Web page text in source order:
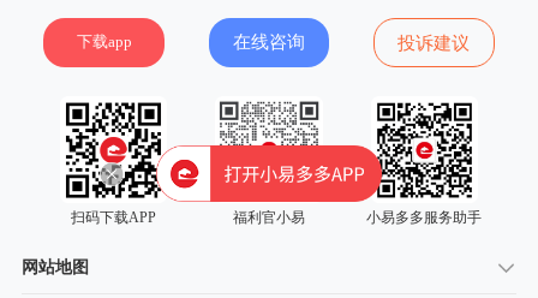
下载app 在线咨询 投诉建议
扫码下载APP 福利官小易 小易多多服务助手
网站地图